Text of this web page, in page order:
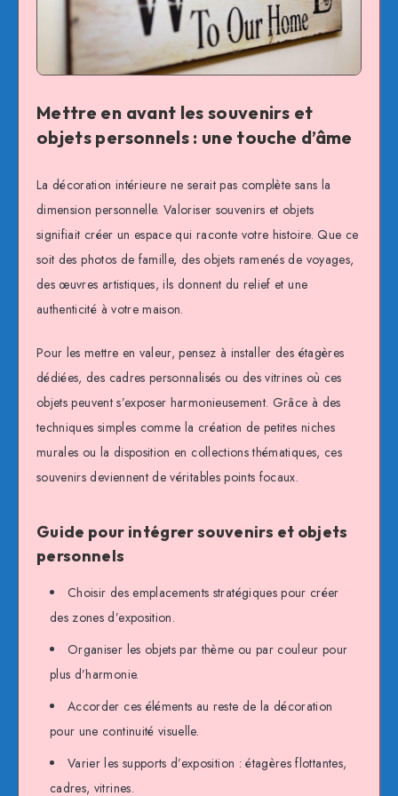
Mettre en avant les souvenirs et
objets personnels : une touche d’âme
La décoration intérieure ne serait pas complète sans la
dimension personnelle. Valoriser souvenirs et objets
signifiait créer un espace qui raconte votre histoire. Que ce
soit des photos de famille, des objets ramenés de voyages,
des œuvres artistiques, ils donnent du relief et une
authenticité à votre maison.
Pour les mettre en valeur, pensez à installer des étagères
dédiées, des cadres personnalisés ou des vitrines où ces
objets peuvent s’exposer harmonieusement. Grâce à des
techniques simples comme la création de petites niches
murales ou la disposition en collections thématiques, ces
souvenirs deviennent de véritables points focaux.
Guide pour intégrer souvenirs et objets
personnels
Choisir des emplacements stratégiques pour créer
des zones d’exposition.
Organiser les objets par thème ou par couleur pour
plus d’harmonie.
Accorder ces éléments au reste de la décoration
pour une continuité visuelle.
Varier les supports d’exposition : étagères flottantes,
cadres, vitrines.